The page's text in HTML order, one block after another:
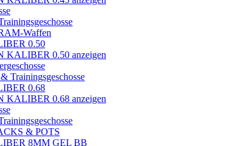
Waffen
0.50
KALIBER 0.50 anzeigen
Trainingsgeschosse
0.68
KALIBER 0.68 anzeigen
& POTS
8MM GEL BB